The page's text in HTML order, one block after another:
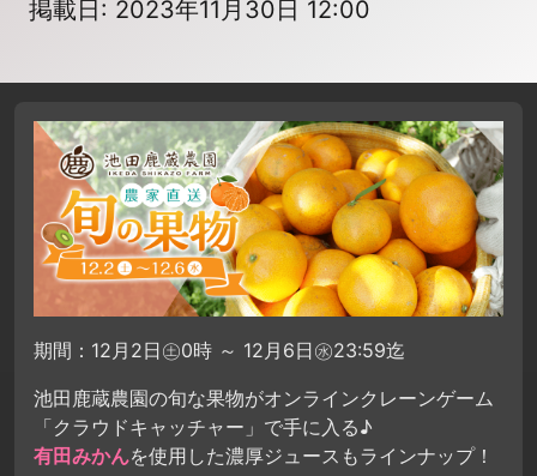
掲載日: 2023年11月30日 12:00
期間：12月2日㊏0時 ～ 12月6日㊌23:59迄
池田鹿蔵農園の旬な果物がオンラインクレーンゲーム
「クラウドキャッチャー」で手に入る♪
有田みかんを使用した濃厚ジュースもラインナップ！